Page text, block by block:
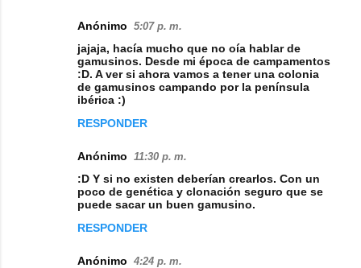
Anónimo 5:07 p. m.
jajaja, hacía mucho que no oía hablar de
gamusinos. Desde mi época de campamentos
:D. A ver si ahora vamos a tener una colonia
de gamusinos campando por la península
ibérica :)
RESPONDER
Anónimo 11:30 p. m.
:D Y si no existen deberían crearlos. Con un
poco de genética y clonación seguro que se
puede sacar un buen gamusino.
RESPONDER
Anónimo 4:24 p. m.